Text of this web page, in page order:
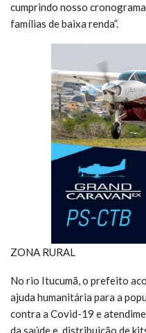
cumprindo nosso
famílias de baixa renda”.
ZONA RURAL
No rio Itucumã, o prefeito
ajuda humanitária para a
contra a Covid-19 e
da saúde e, distribuição de